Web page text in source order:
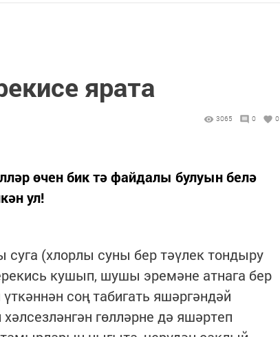
ярата
3065 0 0
өчен бик тә файдалы булуын белә
ул!
(хлорлы суны бер тәүлек тондыру
кушып, шушы эремәне атнага бер
соң табигать яшәргәндәй
гөлләрне дә яшәртеп